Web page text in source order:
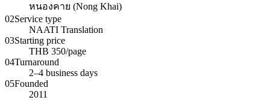
หนองคาย (Nong Khai)
02Service type
NAATI Translation
03Starting price
THB 350/page
04Turnaround
2–4 business days
05Founded
2011